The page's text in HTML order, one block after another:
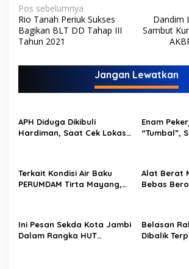
N
a
v
i
a
s
i
o
s
Pos sebelumnya
Rio Tanah Periuk Sukses
Bagikan BLT DD Tahap III
Tahun 2021
Dandim
Sambut
Jangan Lewatkan
APH Diduga Dikibuli
Hardiman, Saat Cek Lokasi,
Enam
“Tumbal”,
Terkait Kondisi Air Baku
PERUMDAM Tirta Mayang,
Alat Berat
Bebas
Ini Pesan Sekda Kota Jambi
Dalam Rangka HUT
Belasan
Dibalik